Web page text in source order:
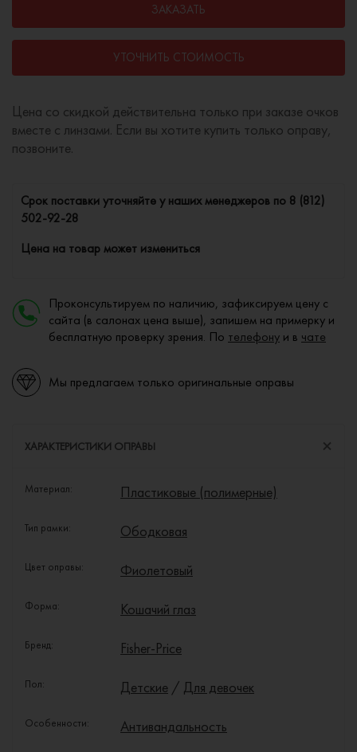
ЗАКАЗАТЬ
УТОЧНИТЬ СТОИМОСТЬ
Цена со скидкой действительна только при заказе очков
вместе с линзами. Если вы хотите купить только оправу,
позвоните.
Cрок поставки уточняйте у наших менеджеров по 8 (812)
502-92-28
Цена на товар может измениться
Проконсультируем по наличию, зафиксируем цену с
сайта (в салонах цена выше), запишем на примерку и
бесплатную проверку зрения. По телефону и в чате
Мы предлагаем только оригинальные оправы
ХАРАКТЕРИСТИКИ ОПРАВЫ
Материал: Пластиковые (полимерные)
Тип рамки: Ободковая
Цвет оправы: Фиолетовый
Форма: Кошачий глаз
Бренд: Fisher-Price
Пол: Детские / Для девочек
Особенности: Антивандальность